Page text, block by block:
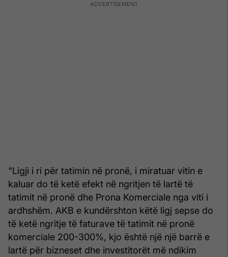
"Ligji i ri për tatimin në pronë, i miratuar vitin e
kaluar do të ketë efekt në ngritjen të lartë të
tatimit në pronë dhe Prona Komerciale nga viti i
ardhshëm. AKB e kundërshton këtë ligj sepse do
të ketë ngritje të faturave të tatimit në pronë
komerciale 200-300%, kjo është një një barrë e
lartë për bizneset dhe investitorët më ndikim